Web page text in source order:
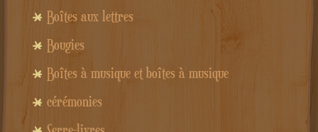
Boîtes aux lettres
Bougies
Boîtes à musique et boîtes à musique
cérémonies